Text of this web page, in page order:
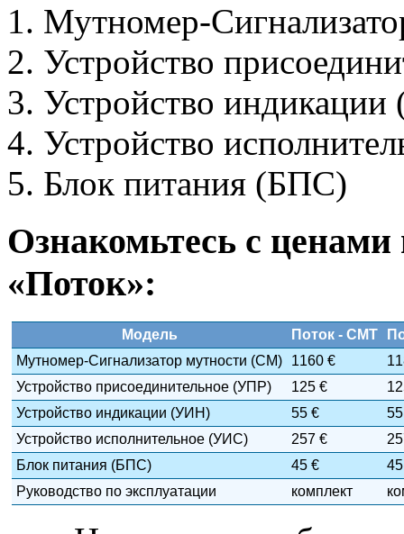
Мутномер-
Устройство
Устройство
Устройство
Блок питания (БПС)
Ознакомьтесь с
«Поток»:
Модель Поток - СМТ
Мутномер-Сигнализатор мутности (СМ)
1160 €
Устройство присоединительное (УПР)
125 €
Устройство индикации (УИН)
55 €
Устройство исполнительное (УИС)
257 €
Блок питания (БПС)
45 €
Руководство по эксплуатации
комплект